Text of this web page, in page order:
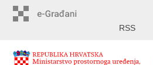
RSS